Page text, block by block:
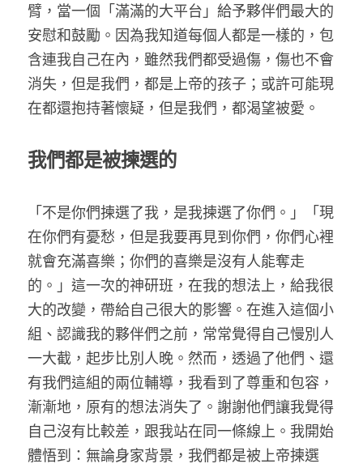
臂，當一個「滿滿的大平台」給予夥伴們最大的
安慰和鼓勵。因為我知道每個人都是一樣的，包
含連我自己在內，雖然我們都受過傷，傷也不會
消失，但是我們，都是上帝的孩子；或許可能現
在都還抱持著懷疑，但是我們，都渴望被愛。
我們都是被揀選的
「不是你們揀選了我，是我揀選了你們。」「現
在你們有憂愁，但是我要再見到你們，你們心裡
就會充滿喜樂；你們的喜樂是沒有人能奪走
的。」這一次的神研班，在我的想法上，給我很
大的改變，帶給自己很大的影響。在進入這個小
組、認識我的夥伴們之前，常常覺得自己慢別人
一大截，起步比別人晚。然而，透過了他們、還
有我們這組的兩位輔導，我看到了尊重和包容，
漸漸地，原有的想法消失了。謝謝他們讓我覺得
自己沒有比較差，跟我站在同一條線上。我開始
體悟到：無論身家背景，我們都是被上帝揀選